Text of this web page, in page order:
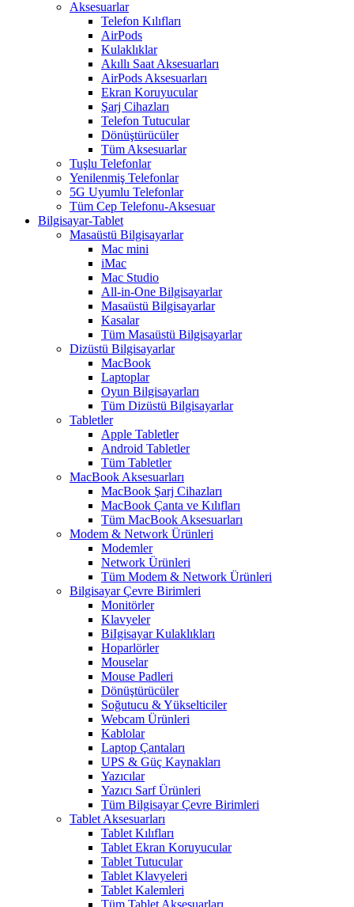
Aksesuarlar
Telefon Kılıfları
AirPods
Kulaklıklar
Akıllı Saat Aksesuarları
AirPods Aksesuarları
Ekran Koruyucular
Şarj Cihazları
Telefon Tutucular
Dönüştürücüler
Tüm Aksesuarlar
Tuşlu Telefonlar
Yenilenmiş Telefonlar
5G Uyumlu Telefonlar
Tüm Cep Telefonu-Aksesuar
Bilgisayar-Tablet
Masaüstü Bilgisayarlar
Mac mini
iMac
Mac Studio
All-in-One Bilgisayarlar
Masaüstü Bilgisayarlar
Kasalar
Tüm Masaüstü Bilgisayarlar
Dizüstü Bilgisayarlar
MacBook
Laptoplar
Oyun Bilgisayarları
Tüm Dizüstü Bilgisayarlar
Tabletler
Apple Tabletler
Android Tabletler
Tüm Tabletler
MacBook Aksesuarları
MacBook Şarj Cihazları
MacBook Çanta ve Kılıfları
Tüm MacBook Aksesuarları
Modem & Network Ürünleri
Modemler
Network Ürünleri
Tüm Modem & Network Ürünleri
Bilgisayar Çevre Birimleri
Monitörler
Klavyeler
BiIgisayar Kulaklıkları
Hoparlörler
Mouselar
Mouse Padleri
Dönüştürücüler
Soğutucu & Yükselticiler
Webcam Ürünleri
Kablolar
Laptop Çantaları
UPS & Güç Kaynakları
Yazıcılar
Yazıcı Sarf Ürünleri
Tüm Bilgisayar Çevre Birimleri
Tablet Aksesuarları
Tablet Kılıfları
Tablet Ekran Koruyucular
Tablet Tutucular
Tablet Klavyeleri
Tablet Kalemleri
Tüm Tablet Aksesuarları